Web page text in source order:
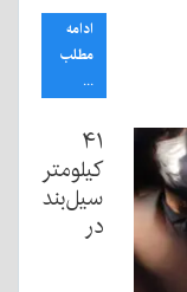
ادامه
مطلب
...
۴۱
کیلومتر
سیل‌بند
در